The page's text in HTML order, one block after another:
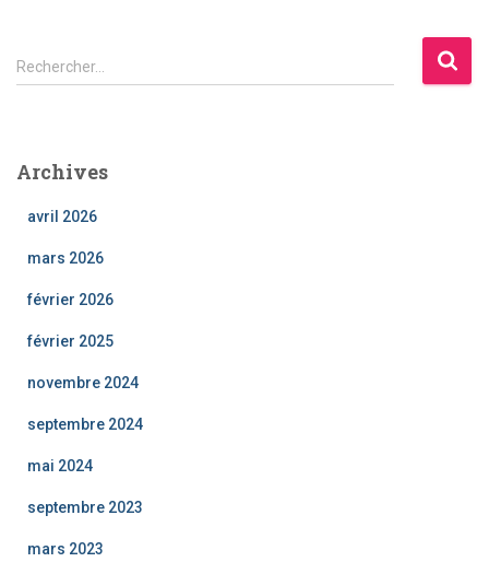
R
e
r
Rechercher…
Archives
avril 2026
mars 2026
février 2026
février 2025
novembre 2024
septembre 2024
mai 2024
septembre 2023
mars 2023